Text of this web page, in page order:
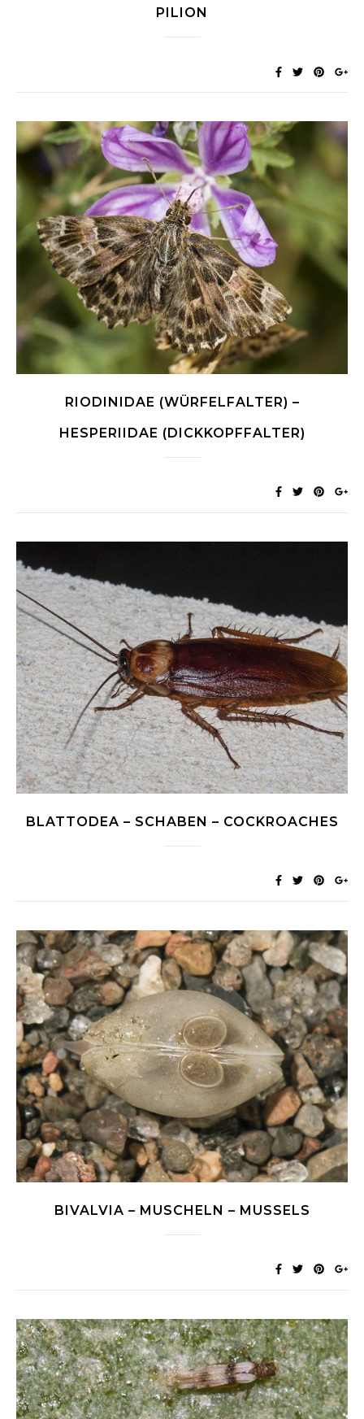
PILION
RIODINIDAE (WÜRFELFALTER) –
HESPERIIDAE (DICKKOPFFALTER)
BLATTODEA – SCHABEN – COCKROACHES
BIVALVIA – MUSCHELN – MUSSELS